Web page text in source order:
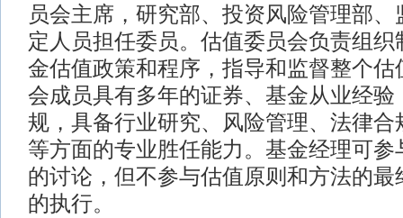
员会主席，研究部、投资风险管理部
定人员担任委员。估值委员会负责组
金估值政策和程序，指导和监督整个估
会成员具有多年的证券、基金从业经验
规，具备行业研究、风险管理、法律合
等方面的专业胜任能力。基金经理可参
的讨论，但不参与估值原则和方法的最
的执行。